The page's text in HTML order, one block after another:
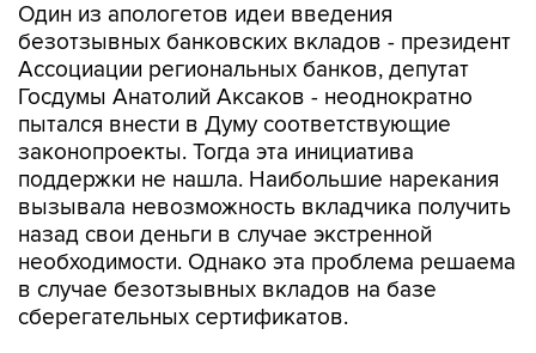
Один из апологетов идеи введения
безотзывных банковских вкладов - президент
Ассоциации региональных банков, депутат
Госдумы Анатолий Аксаков - неоднократно
пытался внести в Думу соответствующие
законопроекты. Тогда эта инициатива
поддержки не нашла. Наибольшие нарекания
вызывала невозможность вкладчика получить
назад свои деньги в случае экстренной
необходимости. Однако эта проблема решаема
в случае безотзывных вкладов на базе
сберегательных сертификатов.